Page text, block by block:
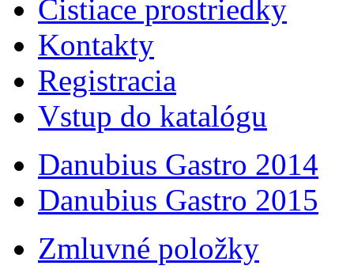
Čistiace prostriedky
Kontakty
Registracia
Vstup do katalógu
Danubius Gastro 2014
Danubius Gastro 2015
Zmluvné položky